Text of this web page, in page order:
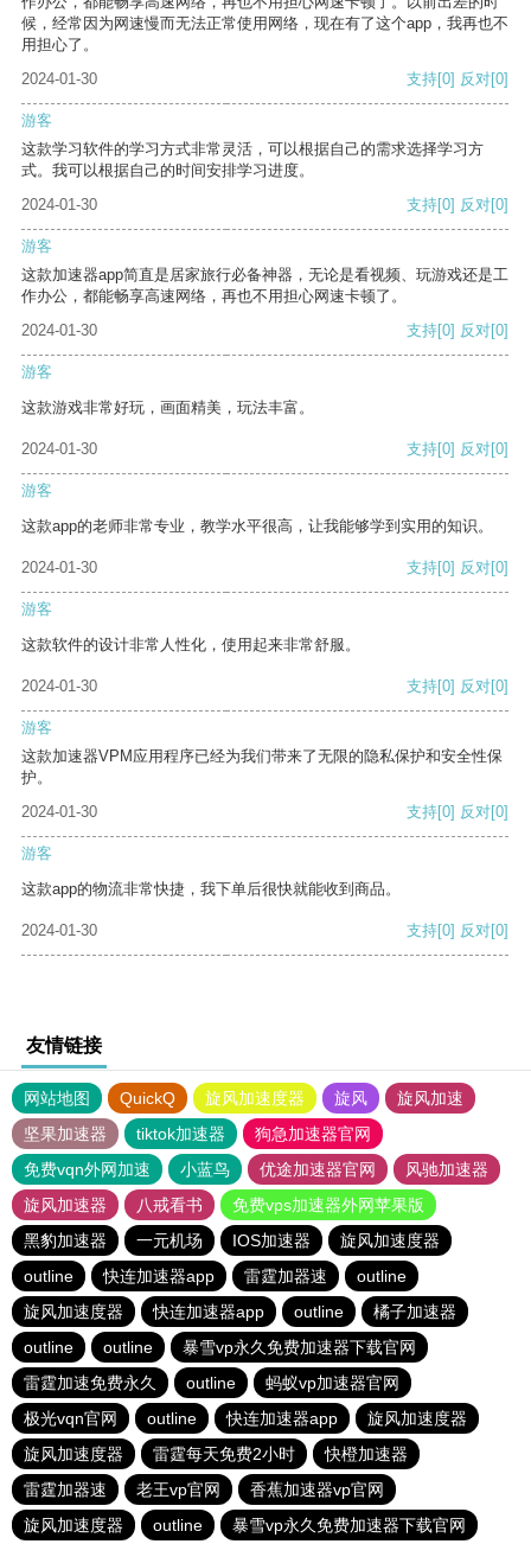
候，经常因为网速慢而无法正常使用网络，现在有了这个app，我再也不
用担心了。
2024-01-30
支持[0] 反对[0]
游客
这款学习软件的学习方式非常灵活，可以根据自己的需求选择学习方
式。我可以根据自己的时间安排学习进度。
2024-01-30
支持[0] 反对[0]
游客
这款加速器app简直是居家旅行必备神器，无论是看视频、玩游戏还是工
作办公，都能畅享高速网络，再也不用担心网速卡顿了。
2024-01-30
支持[0] 反对[0]
游客
这款游戏非常好玩，画面精美，玩法丰富。
2024-01-30 支持[0] 反对[0]
游客
这款app的老师非常专业，教学水平很高，让我能够学到实用的知识。
2024-01-30 支持[0] 反对[0]
游客
这款软件的设计非常人性化，使用起来非常舒服。
2024-01-30 支持[0] 反对[0]
游客
这款加速器VPM应用程序已经为我们带来了无限的隐私保护和安全性保
护。
2024-01-30
支持[0] 反对[0]
游客
这款app的物流非常快捷，我下单后很快就能收到商品。
2024-01-30 支持[0] 反对[0]
友情链接
网站地图 QuickQ 旋风加速度器 旋风
旋风加速
坚果加速器
tiktok加速器
狗急加速器官网
免费vqn外网加速
小蓝鸟 优途加速器官网
风驰加速器
旋风加速器
八戒看书
免费vps加速器外网苹果版
黑豹加速器
一元机场 IOS加速器
旋风加速度器
outline
快连加速器app 雷霆加器速
outline
旋风加速度器
快连加速器app outline
橘子加速器
outline
outline
暴雪vp永久免费加速器下载官网
雷霆加速免费永久
outline
蚂蚁vp加速器官网
极光vqn官网
outline 快连加速器app
旋风加速度器
旋风加速度器
雷霆每天免费2小时
快橙加速器
雷霆加器速
老王vp官网
香蕉加速器vp官网
旋风加速度器
outline 暴雪vp永久免费加速器下载官网